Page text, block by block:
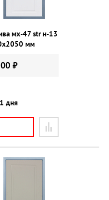
мх-47 str н-13
мм
₽
дня